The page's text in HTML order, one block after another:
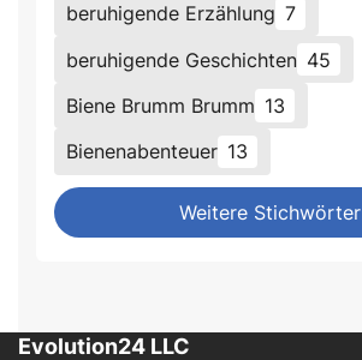
beruhigende Erzählung 7
beruhigende Geschichten 45
Biene Brumm Brumm 13
Bienenabenteuer 13
Weitere Stichwörter
Evolution24 LLC